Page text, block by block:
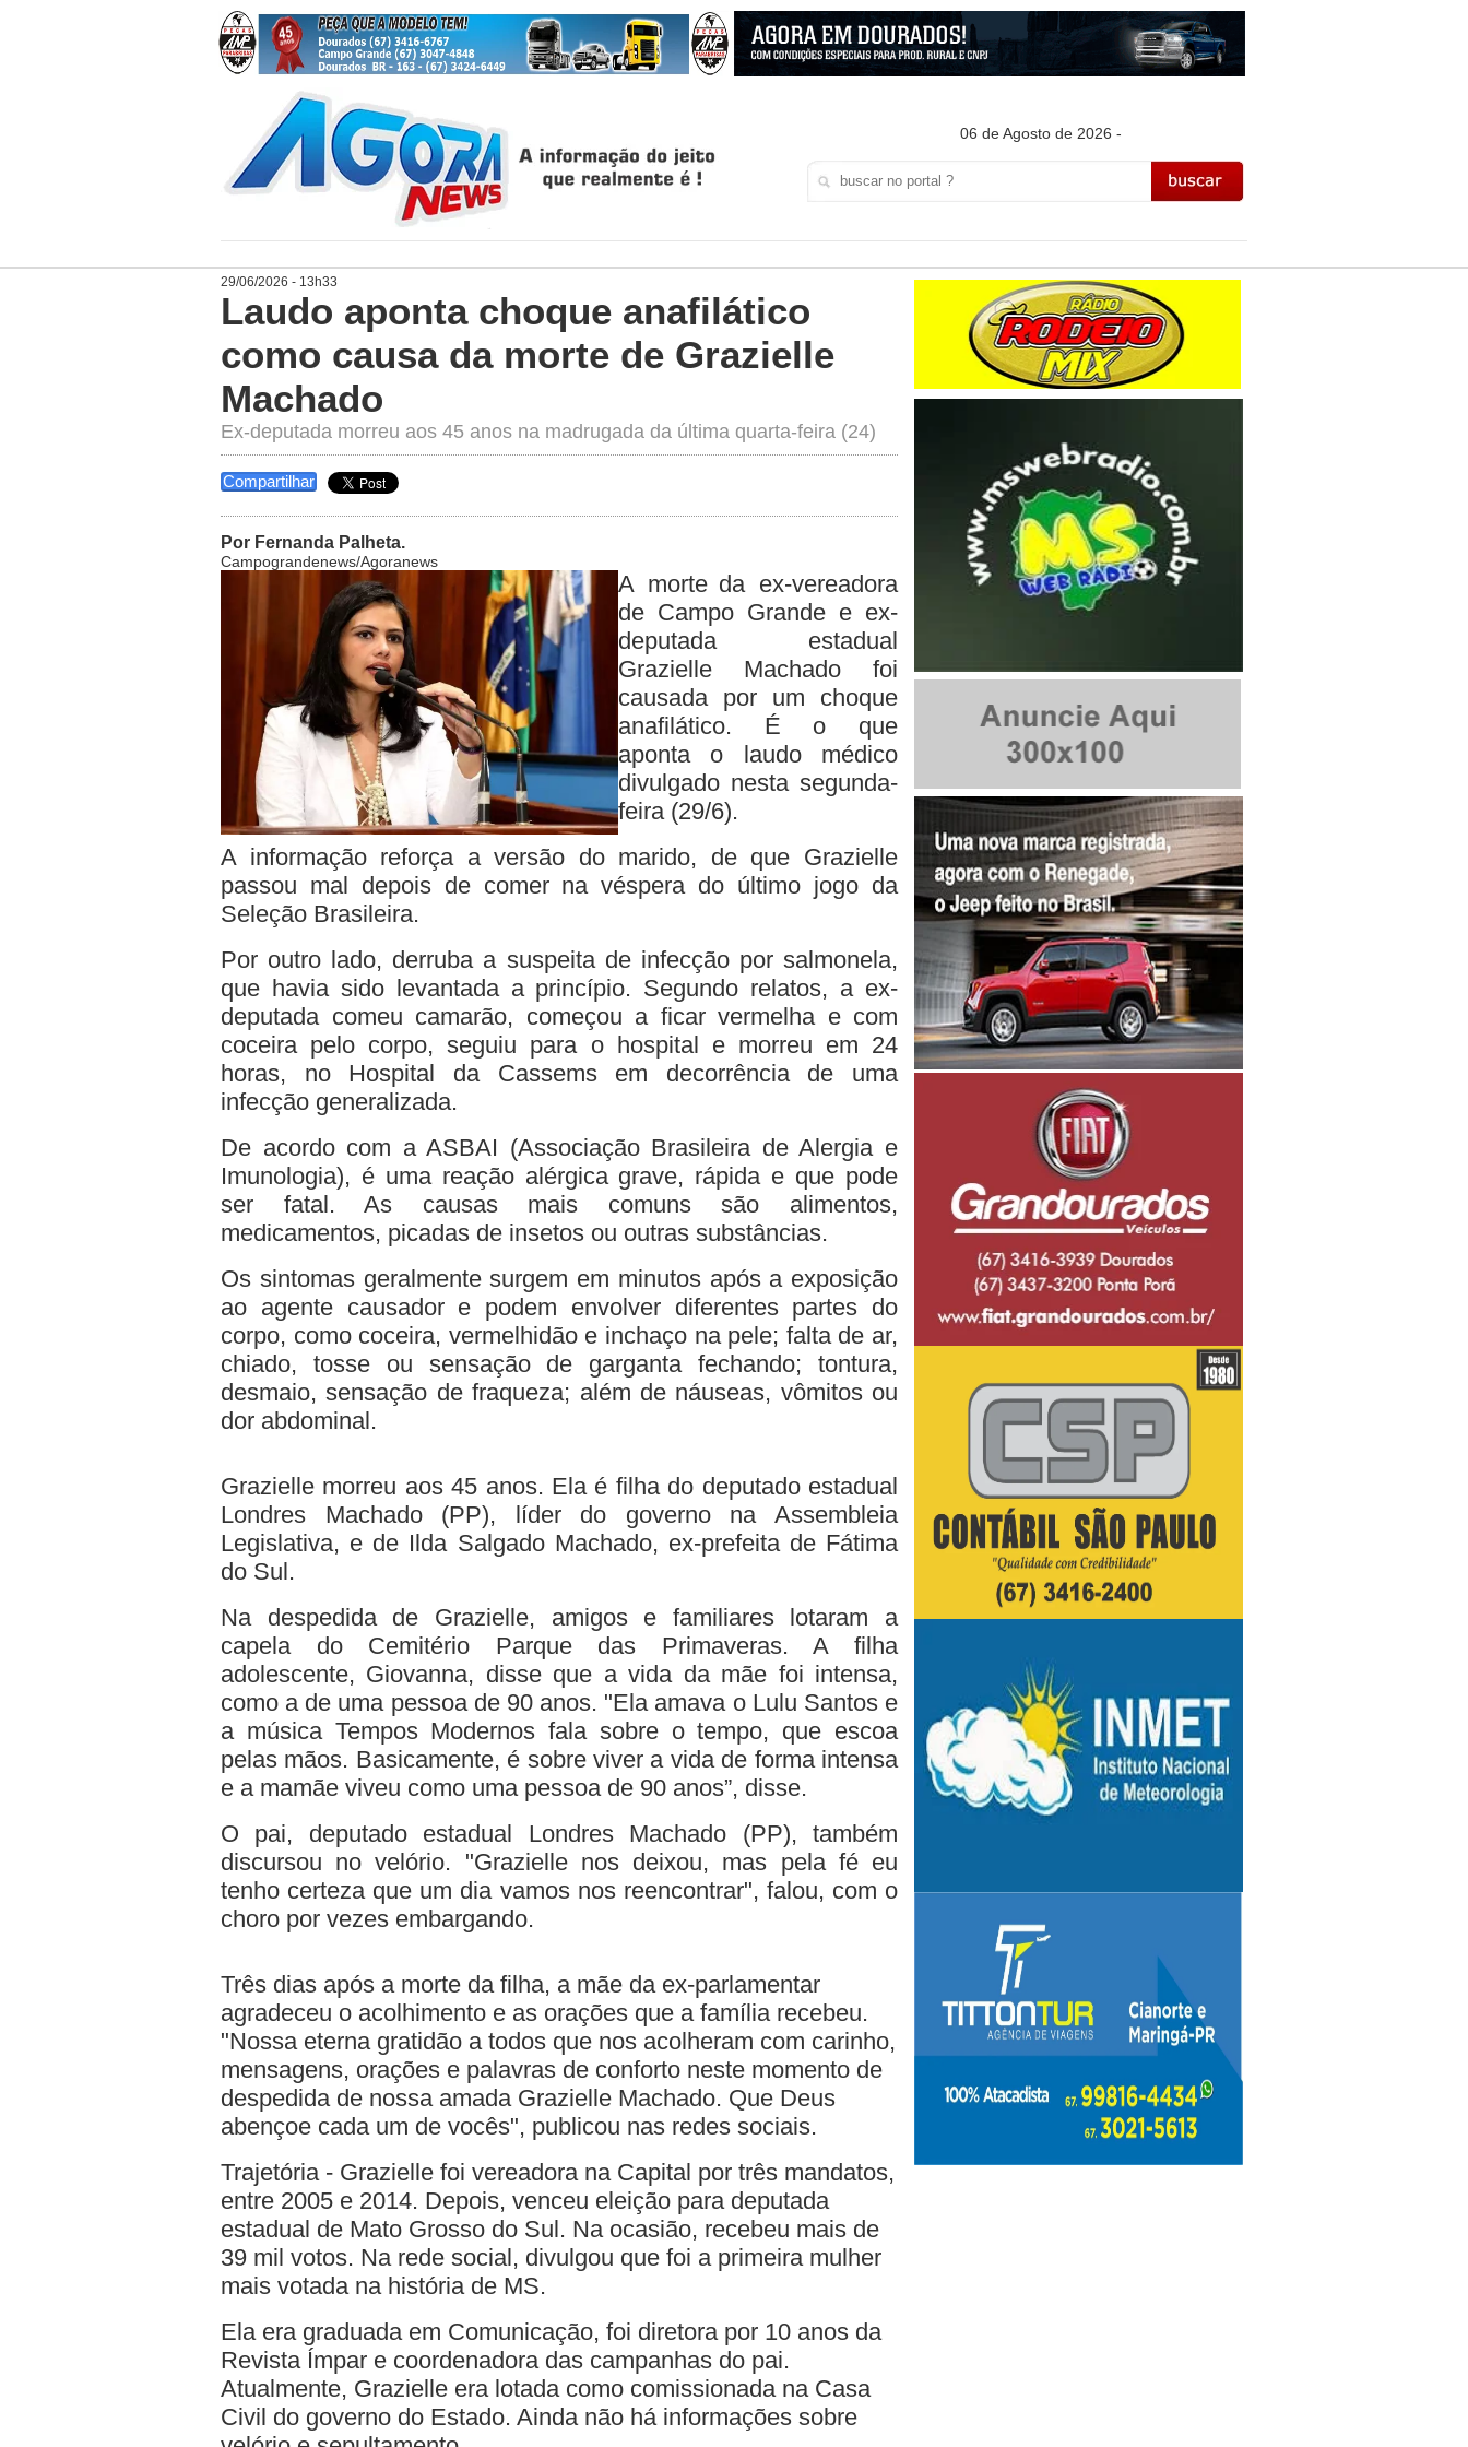
06 de Agosto de 2026 -
29/06/2026 - 13h33
Laudo aponta choque anafilático
como causa da morte de Grazielle
Machado
Ex-deputada morreu aos 45 anos na madrugada da última quarta-feira (24)
Compartilhar
Por Fernanda Palheta.
Campograndenews/Agoranews
A morte da ex-vereadora
de Campo Grande e ex-
deputada estadual
Grazielle Machado foi
causada por um choque
anafilático. É o que
aponta o laudo médico
divulgado nesta segunda-
feira (29/6).
A informação reforça a versão do marido, de que Grazielle
passou mal depois de comer na véspera do último jogo da
Seleção Brasileira.
Por outro lado, derruba a suspeita de infecção por salmonela,
que havia sido levantada a princípio. Segundo relatos, a ex-
deputada comeu camarão, começou a ficar vermelha e com
coceira pelo corpo, seguiu para o hospital e morreu em 24
horas, no Hospital da Cassems em decorrência de uma
infecção generalizada.
De acordo com a ASBAI (Associação Brasileira de Alergia e
Imunologia), é uma reação alérgica grave, rápida e que pode
ser fatal. As causas mais comuns são alimentos,
medicamentos, picadas de insetos ou outras substâncias.
Os sintomas geralmente surgem em minutos após a exposição
ao agente causador e podem envolver diferentes partes do
corpo, como coceira, vermelhidão e inchaço na pele; falta de ar,
chiado, tosse ou sensação de garganta fechando; tontura,
desmaio, sensação de fraqueza; além de náuseas, vômitos ou
dor abdominal.
Grazielle morreu aos 45 anos. Ela é filha do deputado estadual
Londres Machado (PP), líder do governo na Assembleia
Legislativa, e de Ilda Salgado Machado, ex-prefeita de Fátima
do Sul.
Na despedida de Grazielle, amigos e familiares lotaram a
capela do Cemitério Parque das Primaveras. A filha
adolescente, Giovanna, disse que a vida da mãe foi intensa,
como a de uma pessoa de 90 anos. "Ela amava o Lulu Santos e
a música Tempos Modernos fala sobre o tempo, que escoa
pelas mãos. Basicamente, é sobre viver a vida de forma intensa
e a mamãe viveu como uma pessoa de 90 anos”, disse.
O pai, deputado estadual Londres Machado (PP), também
discursou no velório. "Grazielle nos deixou, mas pela fé eu
tenho certeza que um dia vamos nos reencontrar", falou, com o
choro por vezes embargando.
Três dias após a morte da filha, a mãe da ex-parlamentar
agradeceu o acolhimento e as orações que a família recebeu.
"Nossa eterna gratidão a todos que nos acolheram com carinho,
mensagens, orações e palavras de conforto neste momento de
despedida de nossa amada Grazielle Machado. Que Deus
abençoe cada um de vocês", publicou nas redes sociais.
Trajetória - Grazielle foi vereadora na Capital por três mandatos,
entre 2005 e 2014. Depois, venceu eleição para deputada
estadual de Mato Grosso do Sul. Na ocasião, recebeu mais de
39 mil votos. Na rede social, divulgou que foi a primeira mulher
mais votada na história de MS.
Ela era graduada em Comunicação, foi diretora por 10 anos da
Revista Ímpar e coordenadora das campanhas do pai.
Atualmente, Grazielle era lotada como comissionada na Casa
Civil do governo do Estado. Ainda não há informações sobre